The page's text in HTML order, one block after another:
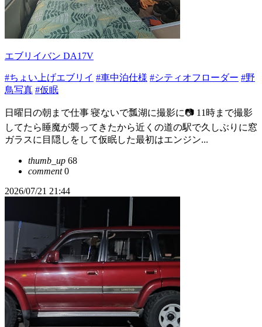
エブリイバン DA17V
#ちょい上げエブリイ #車中泊仕様 #シティオフローダー #野
鳥写真 #仮眠
日曜日の朝まで仕事 寝ないで瓢湖に撮影に📷 11時まで撮影
してたら睡魔が襲ってきたから近くの道の駅で久しぶりに窓
ガラスに目隠しをして仮眠した最初はエンジン...
thumb_up 68
comment0
2026/07/21 21:44